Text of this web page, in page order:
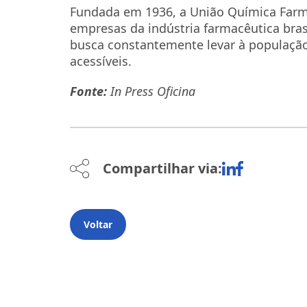
Fundada em 1936, a União Química
empresas da indústria farmacêutica
busca constantemente levar à
acessíveis.
Fonte:In Press Oficina
Compartilhar via:
Voltar